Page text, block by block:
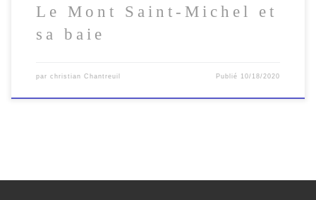
Le Mont Saint-Michel et
sa baie
par christian Chantreuil Publié 10/18/2020